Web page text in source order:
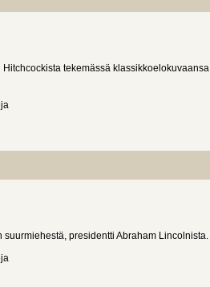
tekemässä klassikkoelokuvaansa
presidentti Abraham Lincolnista.